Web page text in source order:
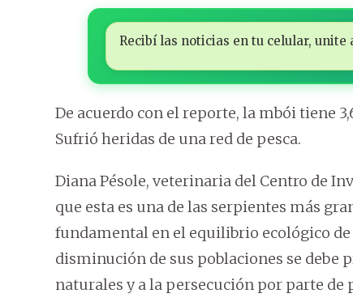
Recibí las noticias en tu celular, unite
De acuerdo con el reporte, la mbói tiene
Sufrió heridas de una red de pesca.
Diana Pésole, veterinaria del Centro de
que esta es una de las serpientes más
fundamental en el equilibrio ecológico de
disminución de sus poblaciones se
naturales y a la persecución por parte